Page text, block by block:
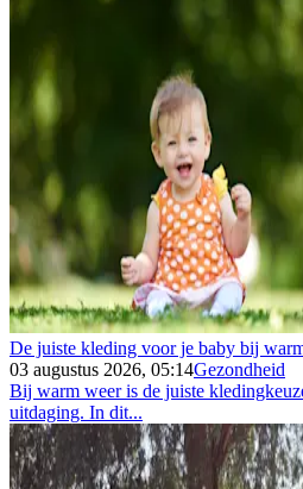
De juiste kleding voor je baby bij
03 augustus 2026, 05:14Gezondheid
Bij warm weer is de juiste
uitdaging. In dit...